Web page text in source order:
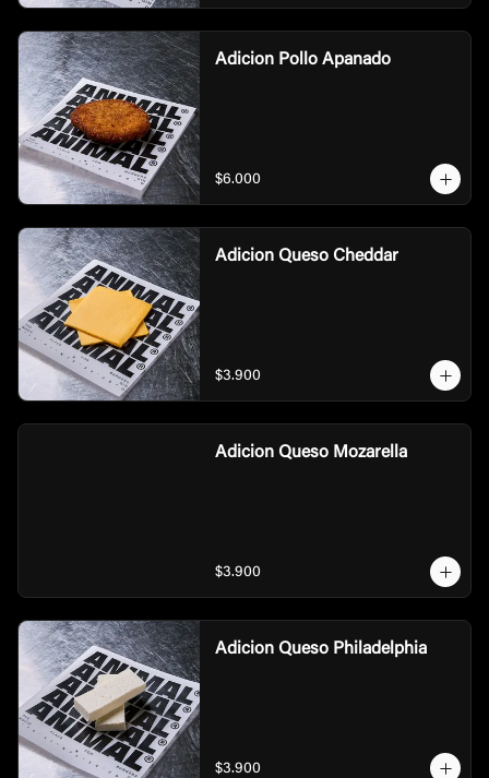
Adicion Pollo Apanado
$6.000
Adicion Queso Cheddar
$3.900
Adicion Queso Mozarella
$3.900
Adicion Queso Philadelphia
$3.900